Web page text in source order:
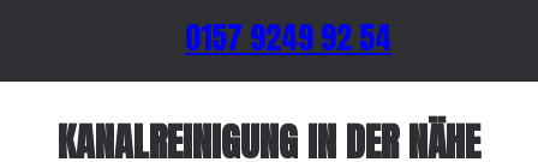
0157 9249 92 54
KANALREINIGUNG IN DER NÄHE